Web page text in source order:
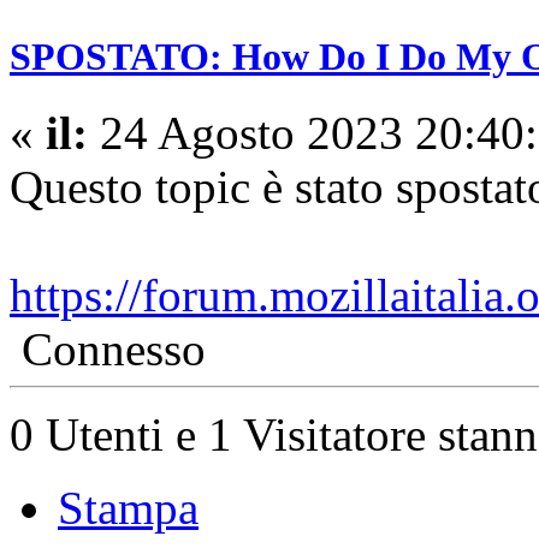
SPOSTATO: How Do I Do My
« il: 24 Agosto 2023
Questo topic è stato
https://
Connesso
0 Utenti e 1 Visitatore
Stampa